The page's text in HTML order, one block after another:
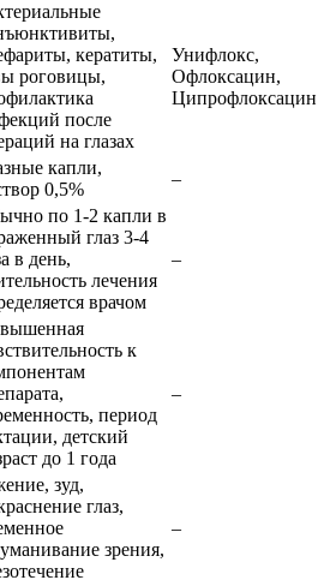
кератиты,
роговицы,
после
на глазах
Унифлокс,
Офлоксацин,
Ципрофлоксацин
капли,
0,5%
–
по 1-2 капли в
глаз 3-4
в день,
лечения
врачом
–
к
период
детский
до 1 года
–
зуд,
глаз,
зрения,
–